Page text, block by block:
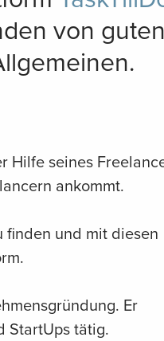
von guten
Hilfe seines
ankommt.
finden und mit diesen
Er
StartUps tätig.